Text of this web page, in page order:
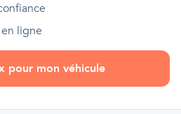
ligne
pour mon véhicule